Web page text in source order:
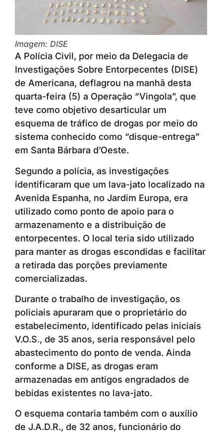
Imagem: DISE
A Polícia Civil, por meio da Delegacia de
Investigações Sobre Entorpecentes (DISE)
de Americana, deflagrou na manhã desta
quarta-feira (5) a Operação “Vingola”, que
teve como objetivo desarticular um
esquema de tráfico de drogas por meio do
sistema conhecido como “disque-entrega”
em Santa Bárbara d’Oeste.
Segundo a polícia, as investigações
identificaram que um lava-jato localizado na
Avenida Espanha, no Jardim Europa, era
utilizado como ponto de apoio para o
armazenamento e a distribuição de
entorpecentes. O local teria sido utilizado
para manter as drogas escondidas e facilitar
a retirada das porções previamente
comercializadas.
Durante o trabalho de investigação, os
policiais apuraram que o proprietário do
estabelecimento, identificado pelas iniciais
V.O.S., de 35 anos, seria responsável pelo
abastecimento do ponto de venda. Ainda
conforme a DISE, as drogas eram
armazenadas em antigos engradados de
bebidas existentes no lava-jato.
O esquema contaria também com o auxílio
de J.A.D.R., de 32 anos, funcionário do